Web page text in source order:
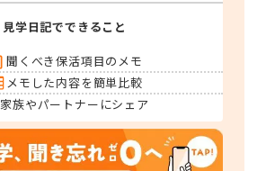
見学日記でできること
聞くべき保活項目のメモ
メモした内容を簡単比較
家族やパートナーにシェア